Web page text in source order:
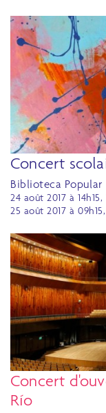
Concert
Biblioteca Popular
24 août 2017 à 14h15,
25 août 2017 à
Concert
Río